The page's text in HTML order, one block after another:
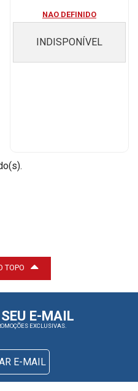
NAO DEFINIDO
INDISPONÍVEL
TOPO
E-MAIL
EXCLUSIVAS.
E-MAIL